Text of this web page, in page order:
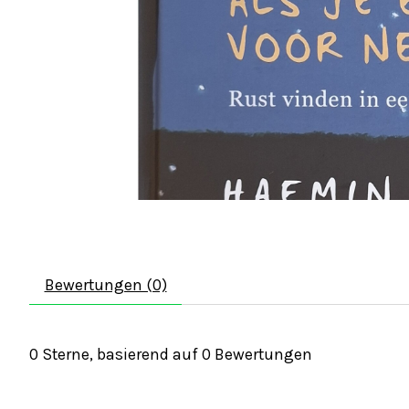
Bewertungen (0)
0 Sterne, basierend auf 0 Bewertungen